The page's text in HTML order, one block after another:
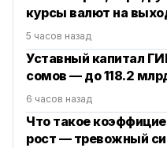
курсы валют на
5 часов назад
Уставный капитал
сомов — до 118.2
6 часов назад
Что такое
рост — тревожный